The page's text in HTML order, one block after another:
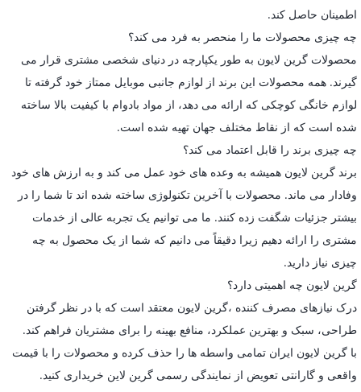
اطمینان حاصل کند.
چه چیزی محصولات ما را منحصر به فرد می کند؟
محصولات گرین لایون به طور یکپارچه در دنیای شخصی مشتری قرار می
گیرند. همه محصولات این برند از لوازم جانبی موبایل ممتاز خود گرفته تا
لوازم خانگی کوچکی که ارائه می دهد، از مواد بادوام با کیفیت بالا ساخته
شده است که از نقاط مختلف جهان تهیه شده است.
چه چیزی برند را قابل اعتماد می کند؟
برند گرین لایون همیشه به وعده های خود عمل می کند و به ارزش های خود
وفادار می ماند. محصولات با آخرین تکنولوژی ساخته شده اند تا شما را در
بیشتر جزئیات شگفت زده کنند. ما می توانیم یک تجربه عالی از خدمات
مشتری را ارائه دهیم زیرا دقیقاً می دانیم که شما از یک محصول به چه
چیزی نیاز دارید.
گرین لایون چه اهمیتی دارد؟
درک نیازهای مصرف کننده ،گرین لایون معتقد است که با در نظر گرفتن
طراحی، سبک و بهترین عملکرد، منافع بهینه را برای مشتریان فراهم کند.
با گرین لایون ایران تمامی واسطه ها را حذف کرده و محصولات را با قیمت
واقعی و گارانتی تعویض از نمایندگی رسمی گرین لاین خریداری کنید.